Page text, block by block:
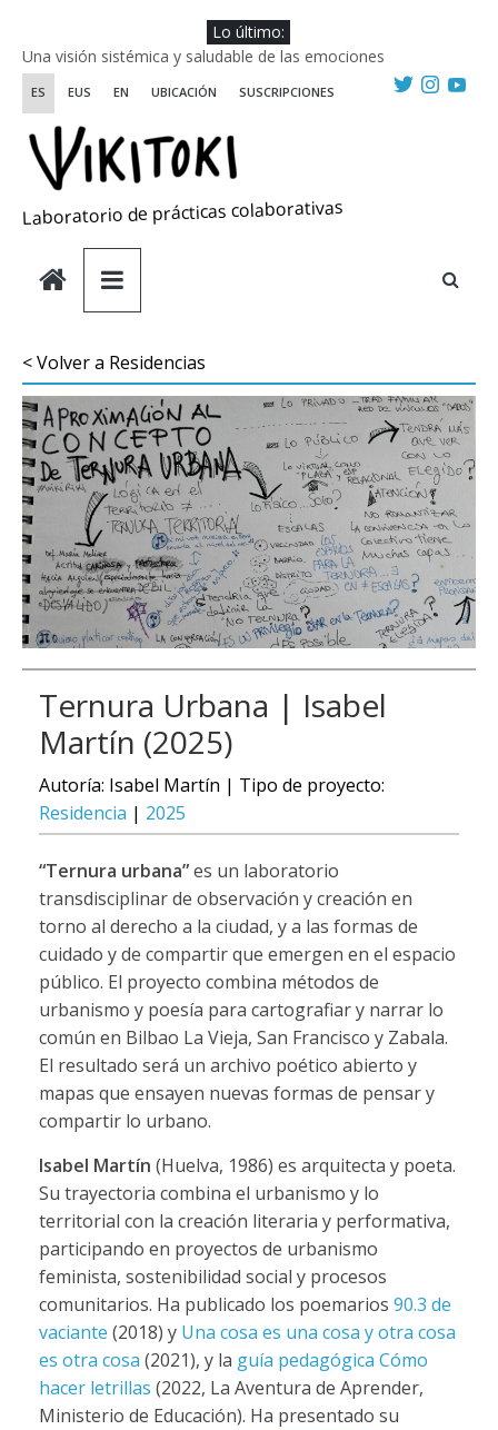
contenido
Lo último:
Una visión sistémica y saludable de las emociones
Investigando y haciendo desde-con las artes
WIKIRIKI ::: Convocatoria de residencias de investigación y
creación 2025
Escuela de Prácticas Transformadoras
ES EUS EN UBICACIÓN SUSCRIPCIONES
Laboratorio de prácticas colaborativas
< Volver a Residencias
Ternura Urbana | Isabel
Martín (2025)
Autoría: Isabel Martín | Tipo de proyecto:
Residencia | 2025
“Ternura urbana”es un laboratorio
transdisciplinar de observación y creación en
torno al derecho a la ciudad, y a las formas de
cuidado y de compartir que emergen en el espacio
público. El proyecto combina métodos de
urbanismo y poesía para cartografiar y narrar lo
común en Bilbao La Vieja, San Francisco y Zabala.
El resultado será un archivo poético abierto y
mapas que ensayen nuevas formas de pensar y
compartir lo urbano.
Isabel Martín (Huelva, 1986) es arquitecta y poeta.
Su trayectoria combina el urbanismo y lo
territorial con la creación literaria y performativa,
participando en proyectos de urbanismo
feminista, sostenibilidad social y procesos
comunitarios. Ha publicado los poemarios 90.3 de
vaciante (2018) y Una cosa es una cosa y otra cosa
es otra cosa (2021), y la guía pedagógica Cómo
hacer letrillas (2022, La Aventura de Aprender,
Ministerio de Educación). Ha presentado su